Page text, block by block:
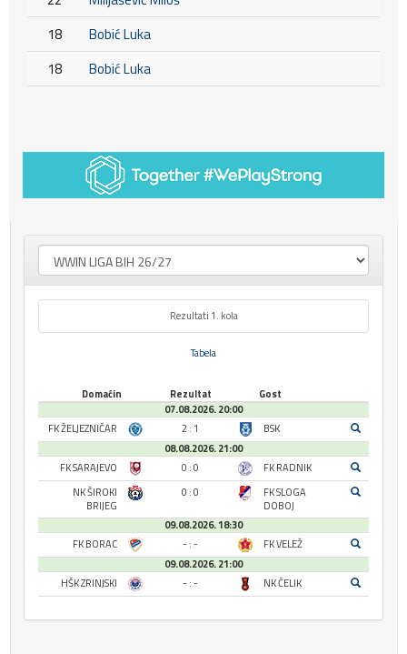
18
Bobić Luka
18
Bobić Luka
Rezultati 1. kola
Tabela
Domaćin Rezultat
Gost
07.08.2026. 20:00
FK ŽELJEZNIČAR
2 : 1
BSK
08.08.2026. 21:00
FK SARAJEVO
0 : 0
FK RADNIK
NK ŠIROKI
BRIJEG
0 : 0
FK SLOGA
DOBOJ
09.08.2026. 18:30
FK BORAC
- : -
FK VELEŽ
09.08.2026. 21:00
HŠK ZRINJSKI
- : - NK ČELIK